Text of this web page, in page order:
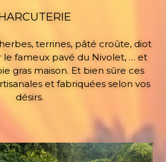
terrines, pâté croûte, diot
le fameux pavé du Nivolet, … et
gras maison. Et bien sûre ces
et fabriquées selon vos
désirs.